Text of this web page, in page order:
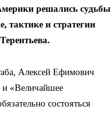
решались судьбы
тактике и стратегии
Алексей Ефимович
и «Величайшее
состояться